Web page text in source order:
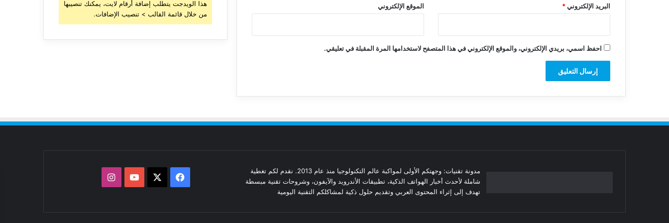
البريد الإلكتروني* الموقع الإلكتروني
احفظ اسمي، بريدي الإلكتروني، والموقع الإلكتروني في هذا المتصفح لاستخدامها المرة المقبلة في تعليقي.
هذا الويدجت يتطلب إضافة أرقام لايت، يمكنك تنصيبها
من خلال قائمة القالب > تنصيب الإضافات.
مدونة تقنيات: وجهتكم الأولى لمواكبة عالم التكنولوجيا منذ عام 2013. نقدم لكم تغطية
شاملة لأحدث أخبار الهواتف الذكية، تطبيقات الأندرويد والآيفون، وشروحات تقنية مبسطة
تهدف إلى إثراء المحتوى العربي وتقديم حلول ذكية لمشاكلكم التقنية اليومية
فيسبوك ‫YouTubeانستقرام